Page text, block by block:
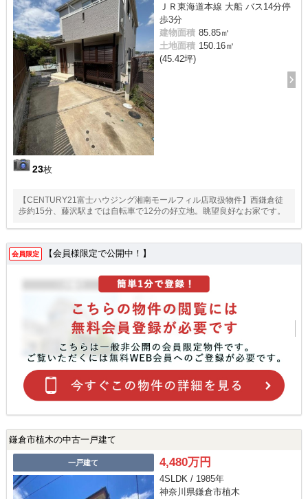
23枚
ＪＲ東海道本線 大船 バス14分停
歩3分
建物面積 85.85㎡
土地面積 150.16㎡
(45.42坪)
【CENTURY21富士ハウジング湘南モールフィル店取扱物件】西鎌倉徒
歩約15分、藤沢駅までは自転車で12分の好立地。眺望良好なお家です。
会員限定 【会員様限定で公開中！】
鎌倉市植木の中古一戸建て
一戸建て 4,480万円
4SLDK / 1985年
神奈川県鎌倉市植木